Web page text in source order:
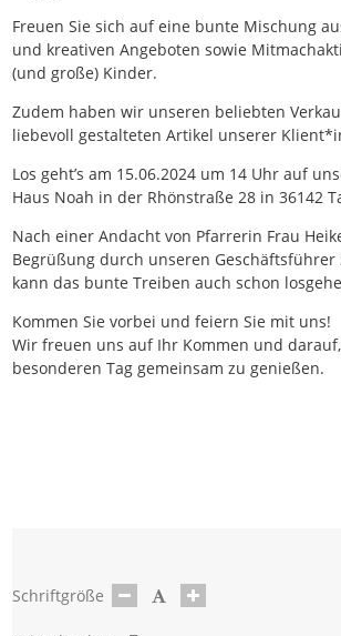
Freuen Sie sich auf eine bunte Mischung
und kreativen Angeboten sowie
(und große) Kinder.
Zudem haben wir unseren beliebten
liebevoll gestalteten Artikel unserer
Los geht’s am 15.06.2024 um 14 Uhr auf
Haus Noah in der Rhönstraße 28 in 36142
Nach einer Andacht von Pfarrerin Frau
Begrüßung durch unseren Geschäftsführer
kann das bunte Treiben auch schon
Kommen Sie vorbei und feiern Sie mit uns!
Wir freuen uns auf Ihr Kommen und
besonderen Tag gemeinsam zu genießen.
Schriftgröße